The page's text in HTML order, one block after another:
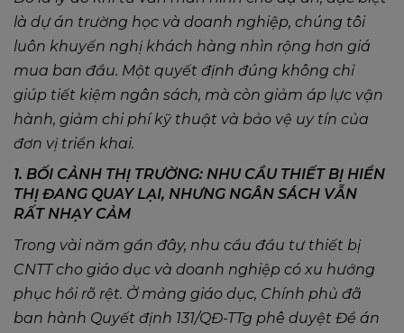
là dự án trường học và doanh nghiệp, chúng tôi
luôn khuyến nghị khách hàng nhìn rộng hơn giá
mua ban đầu. Một quyết định đúng không chỉ
giúp tiết kiệm ngân sách, mà còn giảm áp lực vận
hành, giảm chi phí kỹ thuật và bảo vệ uy tín của
đơn vị triển khai.
1. BỐI CẢNH THỊ TRƯỜNG: NHU CẦU THIẾT BỊ HIỂN
THỊ ĐANG QUAY LẠI, NHƯNG NGÂN SÁCH VẪN
RẤT NHẠY CẢM
Trong vài năm gần đây, nhu cầu đầu tư thiết bị
CNTT cho giáo dục và doanh nghiệp có xu hướng
phục hồi rõ rệt. Ở mảng giáo dục, Chính phủ đã
ban hành Quyết định 131/QĐ-TTg phê duyệt Đề án